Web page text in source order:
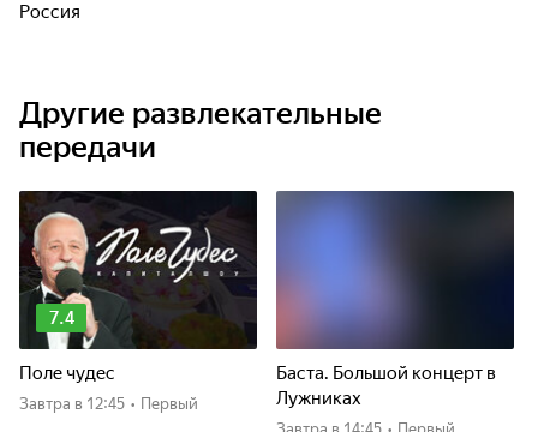
Россия
Другие развлекательные
передачи
7.4
Поле чудес
Завтра в 12:45 • Первый
Баста. Большой концерт в
Лужниках